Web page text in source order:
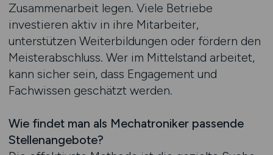
Zusammenarbeit legen. Viele Betriebe
investieren aktiv in ihre Mitarbeiter,
unterstützen Weiterbildungen oder fördern den
Meisterabschluss. Wer im Mittelstand arbeitet,
kann sicher sein, dass Engagement und
Fachwissen geschätzt werden.
Wie findet man als Mechatroniker passende
Stellenangebote?